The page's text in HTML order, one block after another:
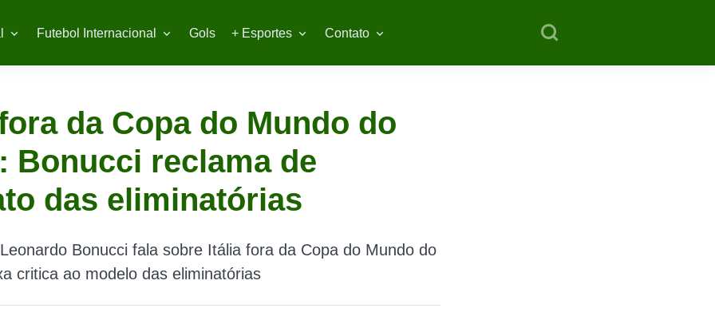
Futebol Internacional Gols + Esportes Contato
da Copa do Mundo do
Bonucci reclama de
das eliminatórias
Bonucci fala sobre Itália fora da Copa do Mundo do
critica ao modelo das eliminatórias